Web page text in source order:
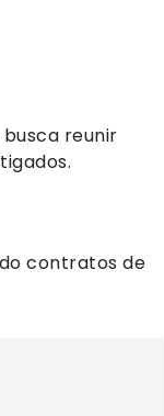
reunir
contratos de